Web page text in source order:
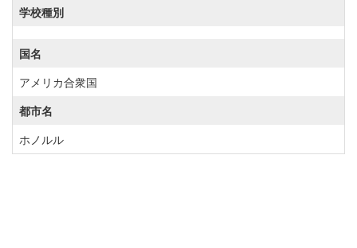
学校種別
国名
アメリカ合衆国
都市名
ホノルル